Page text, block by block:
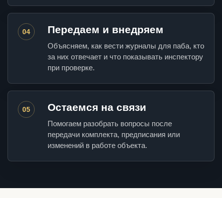
04 Передаем и внедряем
Объясняем, как вести журналы для паба, кто
за них отвечает и что показывать инспектору
при проверке.
05 Остаемся на связи
Помогаем разобрать вопросы после
передачи комплекта, предписания или
изменений в работе объекта.